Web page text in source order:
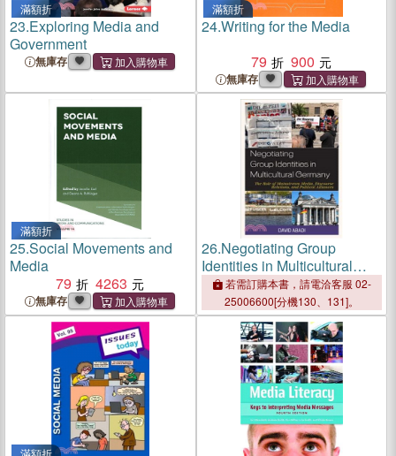
滿額折
23.Exploring Media and
Government
無庫存
滿額折
24.Writing for the Media
79
900
無庫存
滿額折
25.Social Movements and
Media
79
4263
無庫存
26.Negotiating Group
Identities in Multicultural
Germany ― The Role of
Mainstream Media,
Discourse Relations, and
Political Alliances
若需訂購本書，請電洽客服 02-
25006600[分機130、131]。
滿額折